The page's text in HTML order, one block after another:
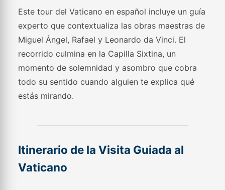
Este tour del Vaticano en español incluye un guía
experto que contextualiza las obras maestras de
Miguel Ángel, Rafael y Leonardo da Vinci. El
recorrido culmina en la Capilla Sixtina, un
momento de solemnidad y asombro que cobra
todo su sentido cuando alguien te explica qué
estás mirando.
Itinerario de la Visita Guiada al
Vaticano